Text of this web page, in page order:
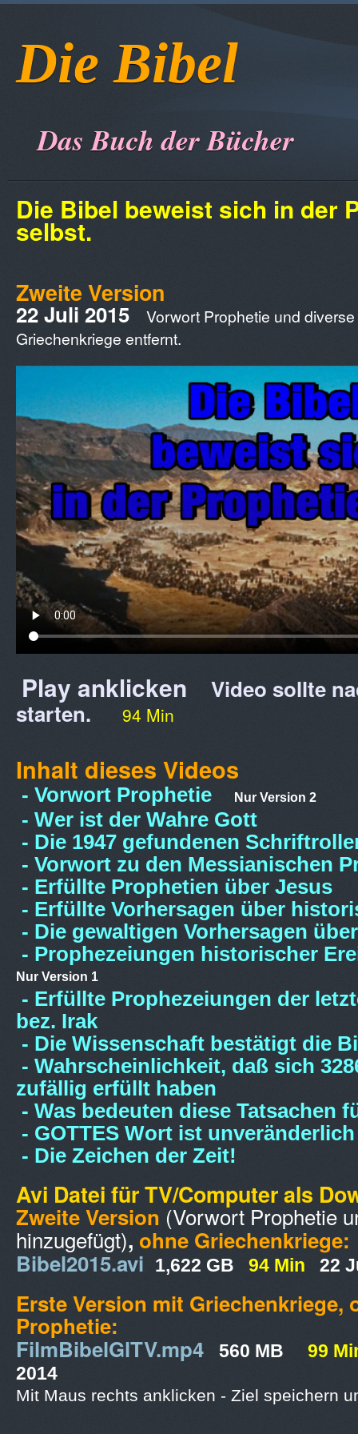
Die Bibel
Das Buch der Bücher
Die Bibel beweist sich in der
selbst.
Zweite Version
22 Juli 2015
Vorwort Prophetie und
Griechenkriege entfernt.
Play anklicken
Video sollte
starten.
94 Min
Inhalt dieses Videos
- Vorwort Prophetie Nur Version 2
- Wer ist der Wahre Gott
- Die 1947 gefundenen
- Vorwort zu den Messianischen
- Erfüllte Prophetien über Jesus
- Erfüllte Vorhersagen über
- Die gewaltigen Vorhersagen
- Prophezeiungen historischer
Nur Version 1
- Erfüllte Prophezeiungen der
bez. Irak
- Die Wissenschaft bestätigt die
- Wahrscheinlichkeit, daß sich
zufällig erfüllt haben
- Was bedeuten diese Tatsachen
- GOTTES Wort ist unveränderlich
- Die Zeichen der Zeit!
Avi Datei für TV/Computer als
Zweite Version (Vorwort Prophetie
hinzugefügt), ohne Griechenkriege:
Bibel2015.avi 1,622 GB 94 Min 22
Erste Version mit Griechenkriege,
Prophetie:
FilmBibelGlTV.mp4 560 MB
99
2014
Mit Maus rechts anklicken - Ziel speichern